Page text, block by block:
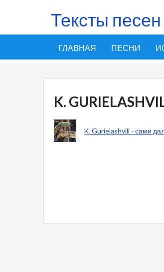
Тексты песен
ГЛАВНАЯ ПЕСНИ
K.
K. Gurielashvili - сами